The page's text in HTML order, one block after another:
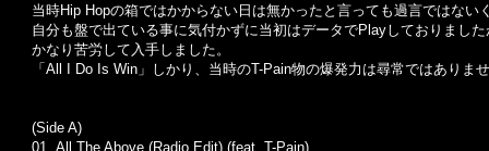
当時Hip Hopの箱ではかからない日は無かったと言っても過言ではな
自分も盤で出ている事に気付かずに当初はデータでPlayしておりまし
かなり苦労して入手しました。
「All I Do Is Win」しかり、当時のT-Pain物の爆発力は尋常ではありま
(Side A)
01. All The Above (Radio Edit) (feat. T-Pain)